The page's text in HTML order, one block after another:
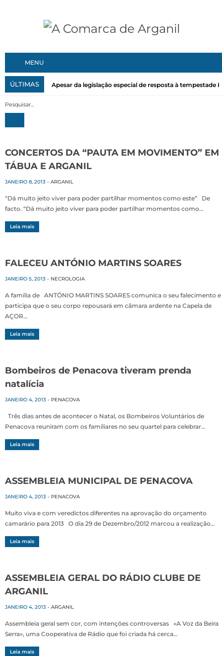
MENU
ÚLTIMAS Apesar da legislação especial de resposta à tempestade
CONCERTOS DA “PAUTA EM MOVIMENTO” EM
TÁBUA E ARGANIL
JANEIRO 8, 2013 - ARGANIL
“Dá muito jeito viver para poder partilhar momentos como este” De
facto. “Dá muito jeito viver para poder partilhar momentos como…
Leia mais
FALECEU ANTÓNIO MARTINS SOARES
JANEIRO 5, 2013 - NECROLOGIA
A família de ANTÓNIO MARTINS SOARES comunica o seu falecimento e
participa que o seu corpo repousará em câmara ardente na Capela de
AÇOR…
Leia mais
Bombeiros de Penacova tiveram prenda
natalícia
JANEIRO 4, 2013 - PENACOVA
Três dias antes de acontecer o Natal, os Bombeiros Voluntários de
Penacova reuniram com os familiares no seu quartel para celebrar…
Leia mais
ASSEMBLEIA MUNICIPAL DE PENACOVA
JANEIRO 4, 2013 - PENACOVA
Muito viva e com veredictos diferentes na aprovação do orçamento
camarário para 2013 O dia 29 de Dezembro/2012 marcou a realização…
Leia mais
ASSEMBLEIA GERAL DO RÁDIO CLUBE DE
ARGANIL
JANEIRO 4, 2013 - ARGANIL
Assembleia geral sem cor, com intenções controversas «A Voz da Beira
Serra», uma Cooperativa de Rádio que foi criada há cerca…
Leia mais